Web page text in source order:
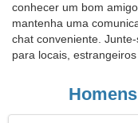
conhecer um bom
mantenha uma
chat conveniente.
para locais, estrangeiros